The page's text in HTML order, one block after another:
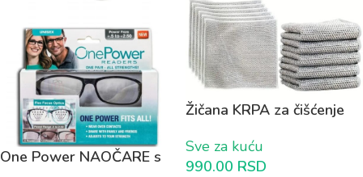
One Power NAOČARE s
Žičana KRPA za čišćenje
Sve za kuću
990.00 RSD